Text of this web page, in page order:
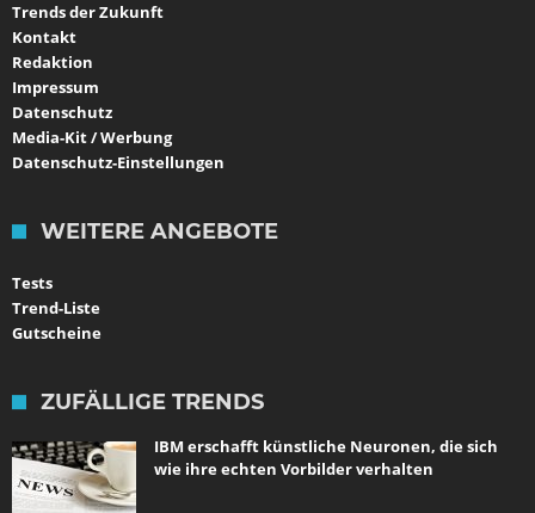
Trends der Zukunft
Kontakt
Redaktion
Impressum
Datenschutz
Media-Kit / Werbung
Datenschutz-Einstellungen
WEITERE ANGEBOTE
Tests
Trend-Liste
Gutscheine
ZUFÄLLIGE TRENDS
IBM erschafft künstliche Neuronen, die sich
wie ihre echten Vorbilder verhalten